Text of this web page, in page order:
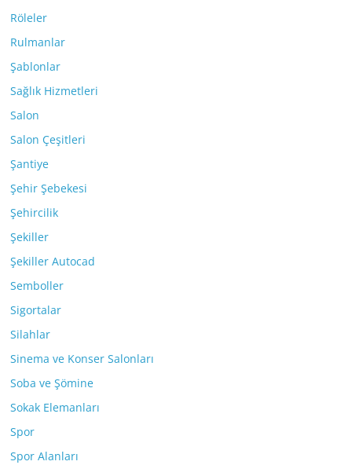
Röleler
Rulmanlar
Şablonlar
Sağlık Hizmetleri
Salon
Salon Çeşitleri
Şantiye
Şehir Şebekesi
Şehircilik
Şekiller
Şekiller Autocad
Semboller
Sigortalar
Silahlar
Sinema ve Konser Salonları
Soba ve Şömine
Sokak Elemanları
Spor
Spor Alanları